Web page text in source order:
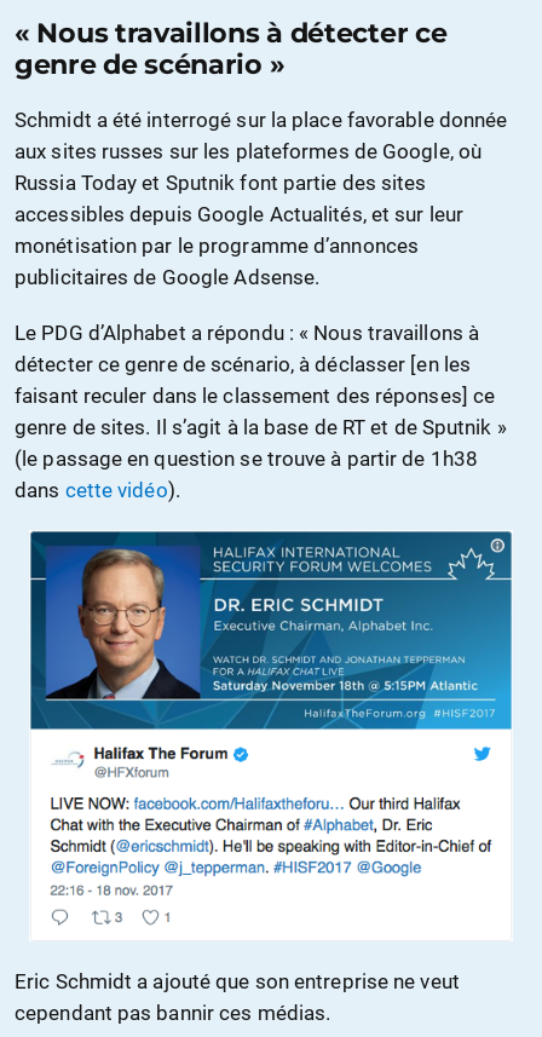
« Nous travaillons à détecter ce
genre de scénario »
Schmidt a été interrogé sur la place favorable donnée
aux sites russes sur les plateformes de Google, où
Russia Today et Sputnik font partie des sites
accessibles depuis Google Actualités, et sur leur
monétisation par le programme d’annonces
publicitaires de Google Adsense.
Le PDG d’Alphabet a répondu : « Nous travaillons à
détecter ce genre de scénario, à déclasser [en les
faisant reculer dans le classement des réponses] ce
genre de sites. Il s’agit à la base de RT et de Sputnik »
(le passage en question se trouve à partir de 1h38
dans cette vidéo).
Eric Schmidt a ajouté que son entreprise ne veut
cependant pas bannir ces médias.